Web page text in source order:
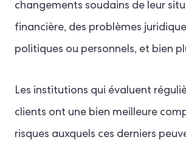
changements soudains de leur
financière, des problèmes
politiques ou personnels, et bien
Les institutions qui évaluent
clients ont une bien meilleure
risques auxquels ces derniers